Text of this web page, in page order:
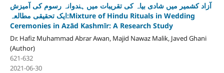
آزاد کشمیر میں شادی بیاہ کی تقریبات میں ہندوانہ رسوم کی آمیزش
:ایک تحقیقی مطالعہMixture of Hindu Rituals in Wedding
Ceremonies in Azād Kashmīr: A Research Study
Dr. Hafiz Muhammad Abrar Awan, Majid Nawaz Malik, Javed Ghani
(Author)
621-632
2021-06-30